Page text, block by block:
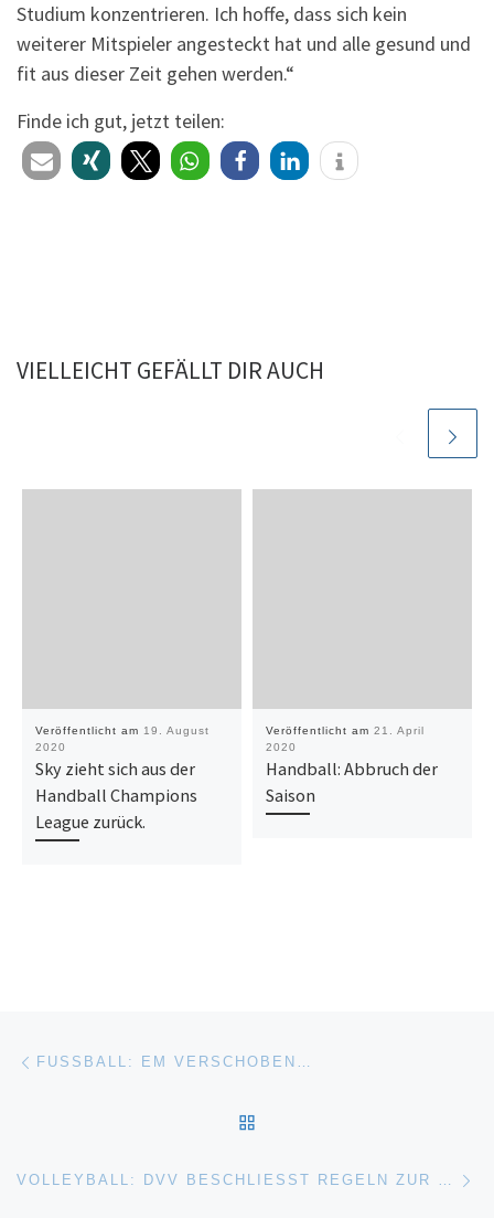
Studium konzentrieren. Ich hoffe, dass sich kein
weiterer Mitspieler angesteckt hat und alle gesund und
fit aus dieser Zeit gehen werden.“
Finde ich gut, jetzt teilen:
VIELLEICHT GEFÄLLT DIR AUCH
Veröffentlicht am 19. August
2020
Sky zieht sich aus der
Handball Champions
League zurück.
Veröffentlicht am 21. April
2020
Handball: Abbruch der
Saison
Beitragsnavigation
FUSSBALL: EM VERSCHOBEN…